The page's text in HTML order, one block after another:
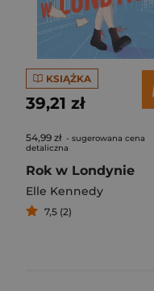
KSIĄŻKA
39,21 zł
54,99 zł - sugerowana cena
detaliczna
Rok w Londynie
Elle Kennedy
7,5 (2)